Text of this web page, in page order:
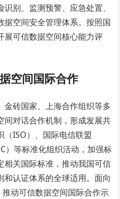
别、监测预警、应急处置、
据空间安全管理体系。按照国
展可信数据空间核心能力评
空间国际合作
金砖国家、上海合作组织等多
间对话合作机制，形成发展共
（ISO）、国际电信联盟
）等标准化组织活动，加强标
相关国际标准，推动我国可信
认证体系的全球适用。面向
动可信数据空间国际合作示